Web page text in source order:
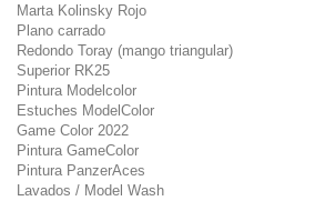
Marta Kolinsky Rojo
Plano carrado
Redondo Toray (mango triangular)
Superior RK25
Pintura Modelcolor
Estuches ModelColor
Game Color 2022
Pintura GameColor
Pintura PanzerAces
Lavados / Model Wash